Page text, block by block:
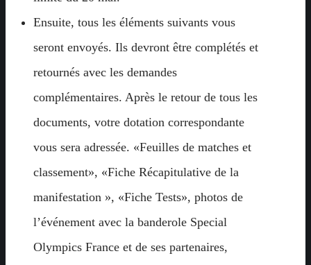
Ensuite, tous les éléments suivants vous
seront envoyés. Ils devront être complétés et
retournés avec les demandes
complémentaires. Après le retour de tous les
documents, votre dotation correspondante
vous sera adressée. «Feuilles de matches et
classement», «Fiche Récapitulative de la
manifestation », «Fiche Tests», photos de
l’événement avec la banderole Special
Olympics France et de ses partenaires,